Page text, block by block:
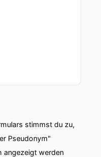
stimmst du zu,
Pseudonym"
angezeigt werden